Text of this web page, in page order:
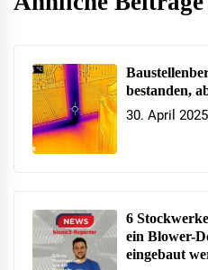
bestanden,
30. April 2025
6
ein Blower-
eingebaut